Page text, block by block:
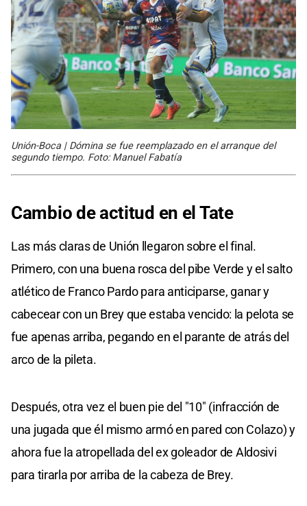
Unión-Boca | Dómina se fue reemplazado en el arranque del
segundo tiempo. Foto: Manuel Fabatía
Cambio de actitud en el Tate
Las más claras de Unión llegaron sobre el final.
Primero, con una buena rosca del pibe Verde y el salto
atlético de Franco Pardo para anticiparse, ganar y
cabecear con un Brey que estaba vencido: la pelota se
fue apenas arriba, pegando en el parante de atrás del
arco de la pileta.
Después, otra vez el buen pie del "10" (infracción de
una jugada que él mismo armó en pared con Colazo) y
ahora fue la atropellada del ex goleador de Aldosivi
para tirarla por arriba de la cabeza de Brey.